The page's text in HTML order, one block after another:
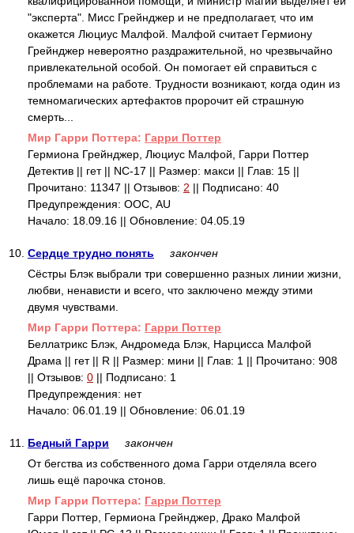
"эксперта". Мисс Грейнджер и не предполагает, что им
окажется Люциус Малфой. Малфой считает Гермиону
Грейнджер невероятно раздражительной, но чрезвычайно
привлекательной особой. Он помогает ей справиться с
проблемами на работе. Трудности возникают, когда один из
темномагических артефактов пророчит ей страшную
смерть...
Mир Гарри Поттера: Гарри Поттер
Гермиона Грейнджер, Люциус Малфой, Гарри Поттер
Детектив || гет || NC-17 || Размер: макси || Глав: 15 ||
Прочитано: 11347 || Отзывов: 2 || Подписано: 40
Предупреждения: ООС, AU
Начало: 18.09.16 || Обновление: 04.05.19
10. Сердце трудно понять
закончен
Сёстры Блэк выбрали три совершенно разных линии жизни,
любви, ненависти и всего, что заключено между этими
двумя чувствами.
Mир Гарри Поттера: Гарри Поттер
Беллатрикс Блэк, Андромеда Блэк, Нарцисса Малфой
Драма || гет || R || Размер: мини || Глав: 1 || Прочитано: 908
|| Отзывов: 0 || Подписано: 1
Предупреждения: нет
Начало: 06.01.19 || Обновление: 06.01.19
11. Бедный Гарри
закончен
От бегства из собственного дома Гарри отделяла всего
лишь ещё парочка стонов.
Mир Гарри Поттера: Гарри Поттер
Гарри Поттер, Гермиона Грейнджер, Драко Малфой